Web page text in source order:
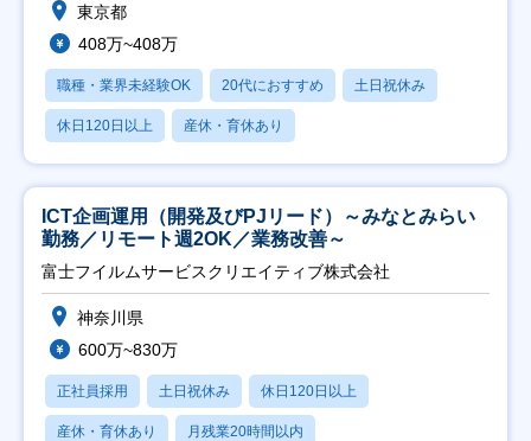
東京都
408万~408万
職種・業界未経験OK 20代におすすめ 土日祝休み
休日120日以上 産休・育休あり
ICT企画運用（開発及びPJリード）～みなとみらい
勤務／リモート週2OK／業務改善～
富士フイルムサービスクリエイティブ株式会社
神奈川県
600万~830万
正社員採用 土日祝休み 休日120日以上
産休・育休あり 月残業20時間以内